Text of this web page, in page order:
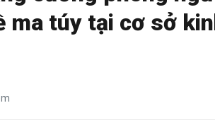
ma túy tại cơ sở